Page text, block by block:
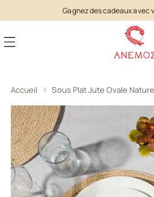
Gagnez des cadeaux avec
Accueil Sous Plat Jute Ovale